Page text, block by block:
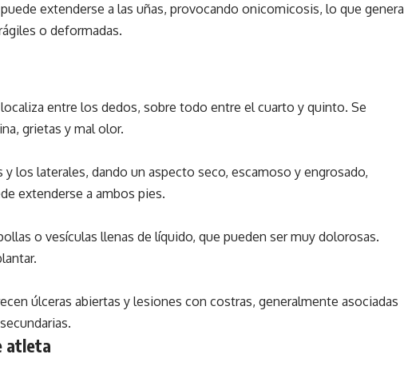
extenderse a las uñas, provocando onicomicosis, lo que genera
o deformadas.
entre los dedos, sobre todo entre el cuarto y quinto. Se
grietas y mal olor.
los laterales, dando un aspecto seco, escamoso y engrosado,
extenderse a ambos pies.
o vesículas llenas de líquido, que pueden ser muy dolorosas.
úlceras abiertas y lesiones con costras, generalmente asociadas
atleta